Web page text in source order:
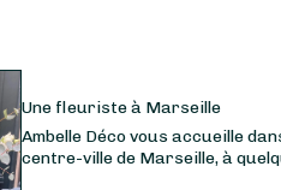
Une fleuriste à Marseille
Ambelle Déco vous accueille
centre-ville de Marseille, à